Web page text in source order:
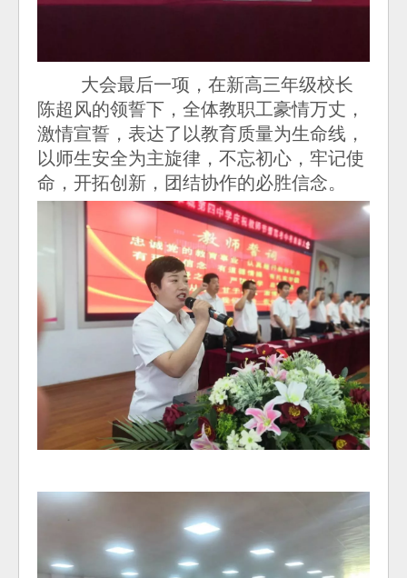
大会最后一项，在新高三年级校长
陈超风的领誓下，全体教职工豪情万丈，
激情宣誓，表达了以教育质量为生命线，
以师生安全为主旋律，不忘初心，牢记使
命，开拓创新，团结协作的必胜信念。